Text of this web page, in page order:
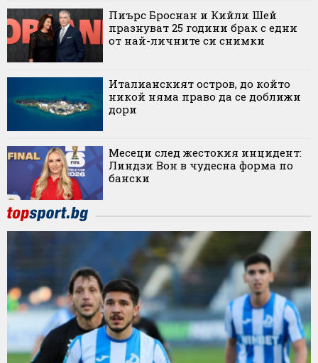
Пиърс Броснан и Кийли Шей
празнуват 25 години брак с едни
от най-личните си снимки
Италианският остров, до който
никой няма право да се доближи
дори
Месеци след жестокия инцидент:
Линдзи Вон в чудесна форма по
бански